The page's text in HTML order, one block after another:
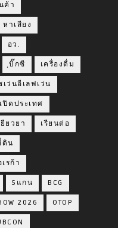
ค้า
หาเสียง
อว.
ฺบิ๊กซี เครื่องดื่ม
เว่นอีเลฟเว่น
เปิดประเทศ
ยียวยา เรียนต่อ
ดิน
เรก้า
5แกน BCG
2026 OTOP